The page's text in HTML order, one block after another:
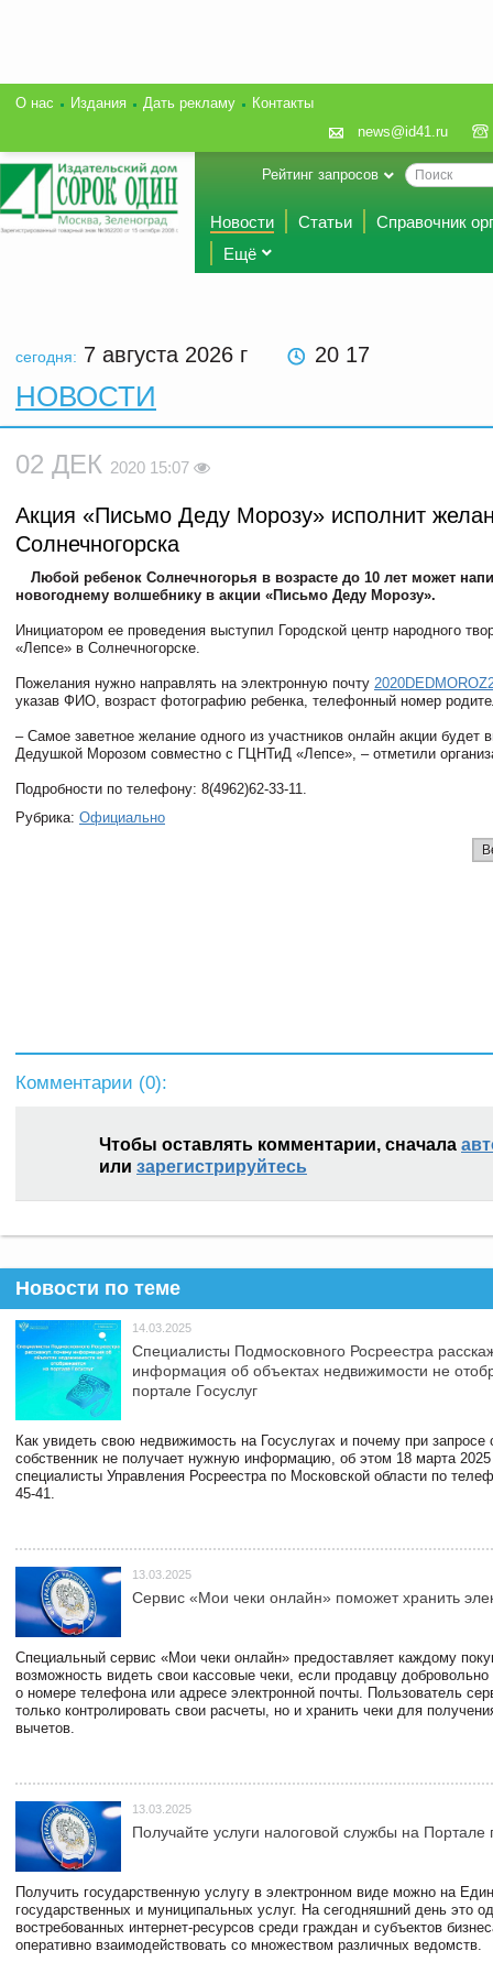
О нас Издания Дать рекламу
Контакты
news@id41.ru
Рейтинг запросов
Новости Статьи
Справочник
Ещё
сегодня: 7 августа 2026 г 20 17
НОВОСТИ
02 ДЕК 2020 15:07
Акция «Письмо Деду Морозу» исполнит
Солнечногорска
Любой ребенок Солнечногорья в возрасте до 10 лет может
новогоднему волшебнику в акции «Письмо Деду Морозу».
Инициатором ее проведения выступил Городской центр народного
«Лепсе» в Солнечногорске.
Пожелания нужно направлять на электронную почту
указав ФИО, возраст фотографию ребенка, телефонный номер
– Самое заветное желание одного из участников онлайн акции будет
Дедушкой Морозом совместно с ГЦНТиД «Лепсе», – отметили
Подробности по телефону: 8(4962)62-33-11.
Рубрика: Официально
Комментарии (0):
Чтобы оставлять комментарии, сначала
или зарегистрируйтесь
Новости по теме
14.03.2025
Специалисты Подмосковного Росреестра
информация об объектах недвижимости не
портале Госуслуг
Как увидеть свою недвижимость на Госуслугах и почему при запросе
собственник не получает нужную информацию, об этом 18 марта 2025
специалисты Управления Росреестра по Московской области по
45-41.
13.03.2025
Сервис «Мои чеки онлайн» поможет хранить
Специальный сервис «Мои чеки онлайн» предоставляет каждому
возможность видеть свои кассовые чеки, если продавцу
о номере телефона или адресе электронной почты. Пользователь
только контролировать свои расчеты, но и хранить чеки для
вычетов.
13.03.2025
Получайте услуги налоговой службы на Портале
Получить государственную услугу в электронном виде можно на
государственных и муниципальных услуг. На сегодняшний день это
востребованных интернет-ресурсов среди граждан и субъектов
оперативно взаимодействовать со множеством различных ведомств.